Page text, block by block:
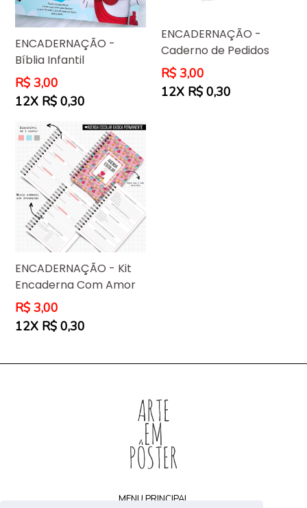
ENCADERNAÇÃO -
Bíblia Infantil
Preço
normal
R$ 3,00
12X R$ 0,30
ENCADERNAÇÃO -
Caderno de Pedidos
Preço
normal
R$ 3,00
12X R$ 0,30
ENCADERNAÇÃO - Kit
Encaderna Com Amor
Preço
normal
R$ 3,00
12X R$ 0,30
MENU PRINCIPAL